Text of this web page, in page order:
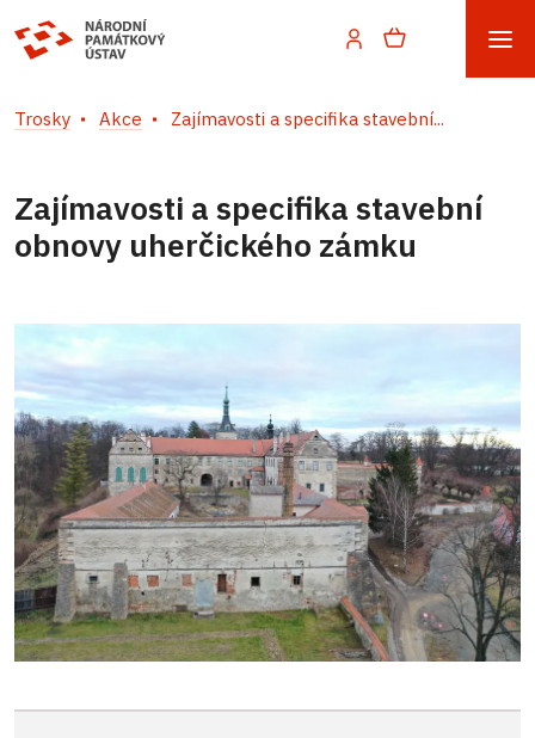
Trosky Akce Zajímavosti a specifika stavební...
Zajímavosti a specifika stavební
obnovy uherčického zámku